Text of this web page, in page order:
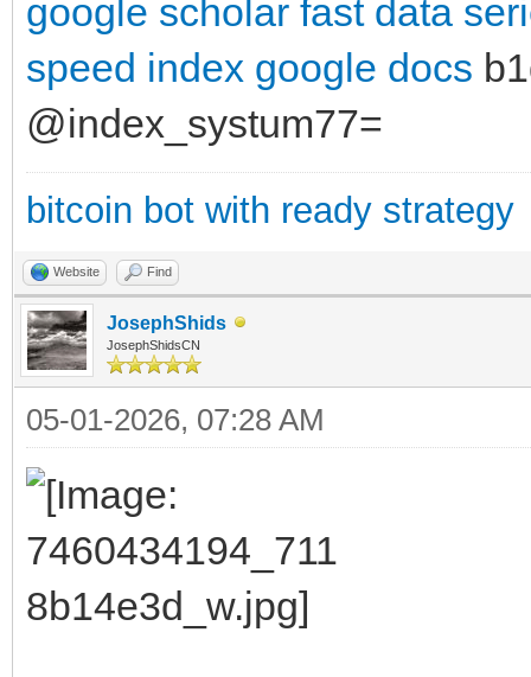
google scholar fast data
speed index google docs
@index_systum77=
bitcoin bot with ready strategy
Website Find
JosephShids
JosephShidsCN
05-01-2026, 07:28 AM